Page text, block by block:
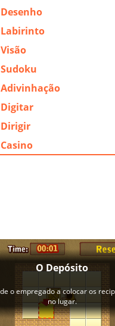
Desenho
Labirinto
Visão
Sudoku
Adivinhação
Digitar
Dirigir
Casino